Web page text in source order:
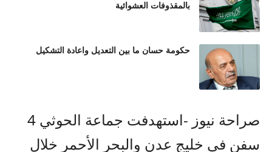
بالمقذوفات العشوائية
حكومة حسان ما بين التعديل واعادة التشكيل
صراحة نيوز -استهدفت جماعة الحوثي 4
سفن في خليج عدن والبحر الأحمر خلال